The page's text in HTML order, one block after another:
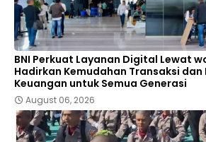
BNI Perkuat Layanan Digital Lewat
Hadirkan Kemudahan Transaksi
Keuangan untuk Semua Generasi
August 06, 2026